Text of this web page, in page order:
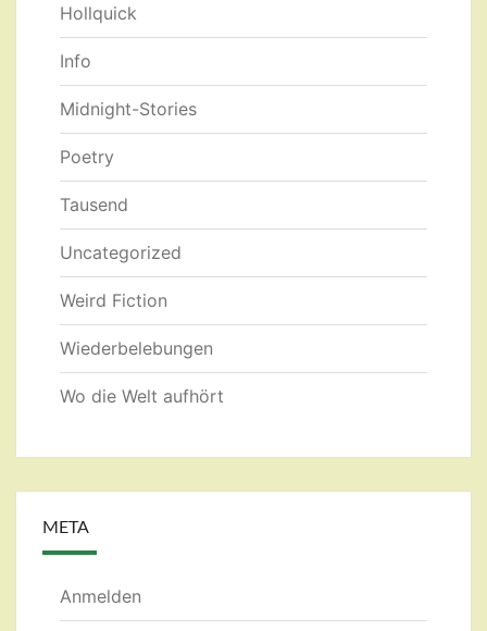
Hollquick
Info
Midnight-Stories
Poetry
Tausend
Uncategorized
Weird Fiction
Wiederbelebungen
Wo die Welt aufhört
META
Anmelden